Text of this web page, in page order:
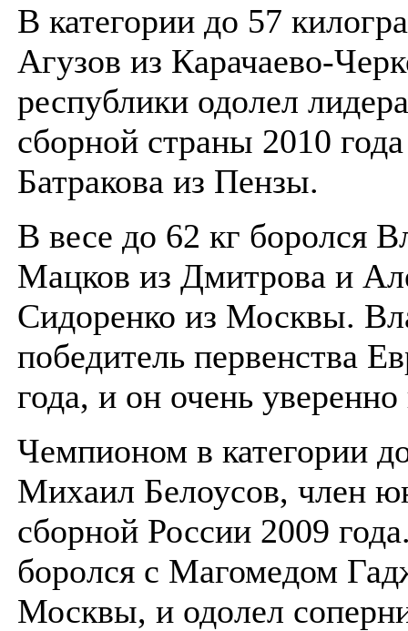
В категории до 57
Агузов из Карачаево-
республики одолел
сборной страны 2010
Батракова из Пензы.
В весе до 62 кг боролся
Мацков из Дмитрова и
Сидоренко из Москвы.
победитель первенства
года, и он очень
Чемпионом в категории
Михаил Белоусов, член
сборной России 2009
боролся с Магомедом
Москвы, и одолел